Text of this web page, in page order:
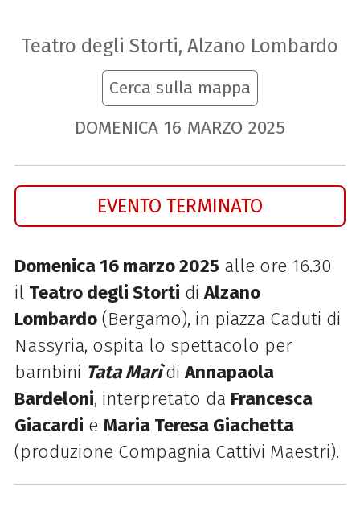
Teatro degli Storti, Alzano Lombardo
Cerca sulla mappa
DOMENICA 16 MARZO 2025
EVENTO TERMINATO
Domenica 16 marzo 2025 alle ore 16.30
il Teatro degli Storti diAlzano
Lombardo(Bergamo), in piazza Caduti di
Nassyria, ospita lo spettacolo per
bambini Tata MarìdiAnnapaola
Bardeloni, interpretato da Francesca
Giacardi e Maria Teresa Giachetta
(produzione Compagnia Cattivi Maestri).